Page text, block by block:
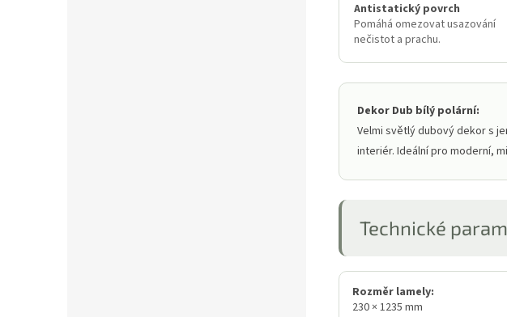
Antistatický povrch
Pomáhá omezovat usazování
nečistot a prachu.
Dekor Dub bílý polární:
Velmi světlý dubový dekor s
interiér. Ideální pro moderní,
Technické
Rozměr lamely:
230 × 1235 mm